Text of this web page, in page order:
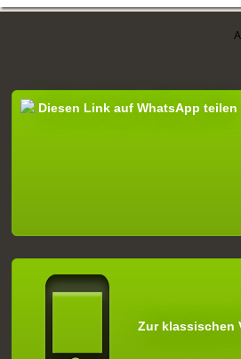
Diesen Link auf WhatsApp teilen
Zur klassischen